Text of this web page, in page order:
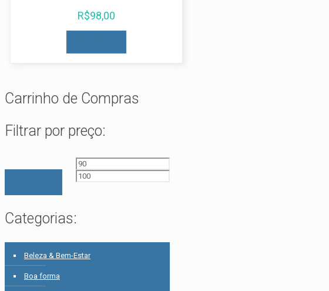
R$98,00
Carrinho de Compras
Filtrar por preço:
Preço
mínimo
Categorias:
Beleza & Bem-Estar
Boa forma